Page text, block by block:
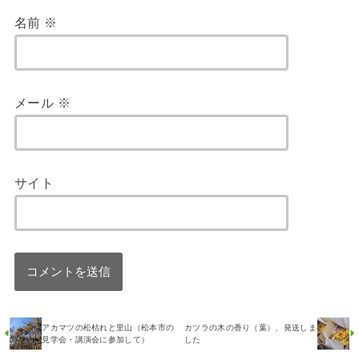
名前 ※
メール ※
サイト
アカマツの松枯れと里山（松本市の
見学会・講演会に参加して）
カツラの木の香り（葉）、発送しま
した